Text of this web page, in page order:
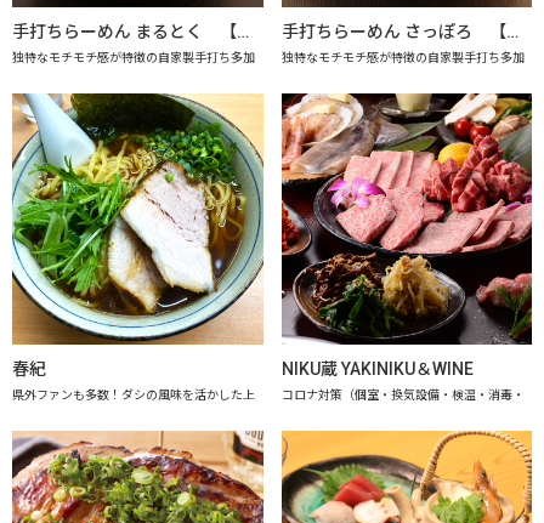
手打ちらーめん まるとく 【上越市地産地消推進の店認定店】
独特なモチモチ感が特徴の自家製手打ち多加
手打ちらーめん さっぽろ 【上越市地産地消推進の店認定店】
独特なモチモチ感が特徴の自家製手打ち多加
春紀
県外ファンも多数！ダシの風味を活かした上
NIKU蔵 YAKINIKU＆WINE
コロナ対策（個室・換気設備・検温・消毒・